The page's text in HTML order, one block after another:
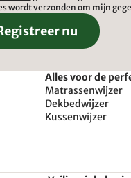
wordt verzonden om mijn
nu
Alles voor de
Matrassenwijzer
Dekbedwijzer
Kussenwijzer